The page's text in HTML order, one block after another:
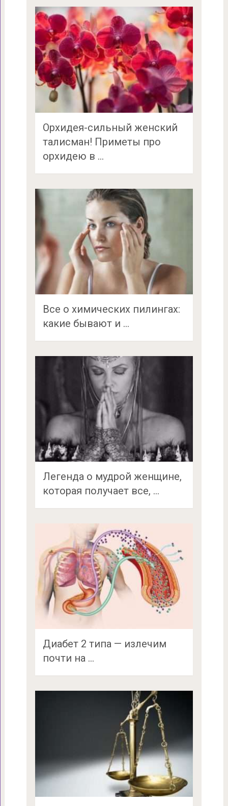
Орхидея-сильный женский
талисман! Приметы про
орхидею в …
Все о химических пилингах:
какие бывают и …
Легенда о мудрой женщине,
которая получает все, …
Диабет 2 типа — излечим
почти на …